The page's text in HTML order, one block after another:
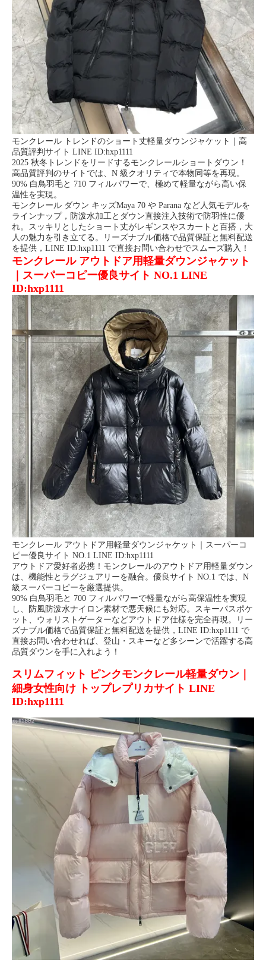
モンクレール トレンドのショート丈軽量ダウンジャケット｜高
品質評判サイト LINE ID:hxp1111
2025 秋冬トレンドをリードするモンクレールショートダウン！
高品質評判のサイトでは、N 級クオリティで本物同等を再現。
90% 白鳥羽毛と 710 フィルパワーで、極めて軽量ながら高い保
温性を実現。
モンクレール ダウン キッズMaya 70 や Parana など人気モデルを
ラインナップ，防泼水加工とダウン直接注入技術で防羽性に優
れ。スッキリとしたショート丈がレギンスやスカートと百搭，大
人の魅力を引き立てる。リーズナブル価格で品質保証と無料配送
を提供，LINE ID:hxp1111 で直接お問い合わせでスムーズ購入！
モンクレール アウトドア用軽量ダウンジャケット
｜スーパーコピー優良サイト NO.1 LINE
ID:hxp1111
モンクレール アウトドア用軽量ダウンジャケット｜スーパーコ
ピー優良サイト NO.1 LINE ID:hxp1111
アウトドア愛好者必携！モンクレールのアウトドア用軽量ダウン
は、機能性とラグジュアリーを融合。優良サイト NO.1 では、N
級スーパーコピーを厳選提供。
90% 白鳥羽毛と 700 フィルパワーで軽量ながら高保温性を実現
し、防風防泼水ナイロン素材で悪天候にも対応。スキーパスポケ
ット、ウォリストゲーターなどアウトドア仕様を完全再現。リー
ズナブル価格で品質保証と無料配送を提供，LINE ID:hxp1111 で
直接お問い合わせれば、登山・スキーなど多シーンで活躍する高
品質ダウンを手に入れよう！
スリムフィット ピンクモンクレール軽量ダウン｜
細身女性向け トップレプリカサイト LINE
ID:hxp1111